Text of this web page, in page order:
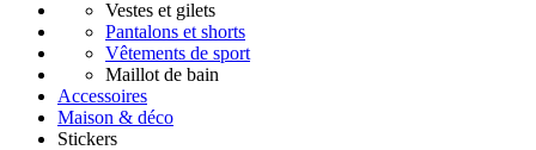
Vestes et gilets
Pantalons et shorts
Vêtements de sport
Maillot de bain
Accessoires
Maison & déco
Stickers